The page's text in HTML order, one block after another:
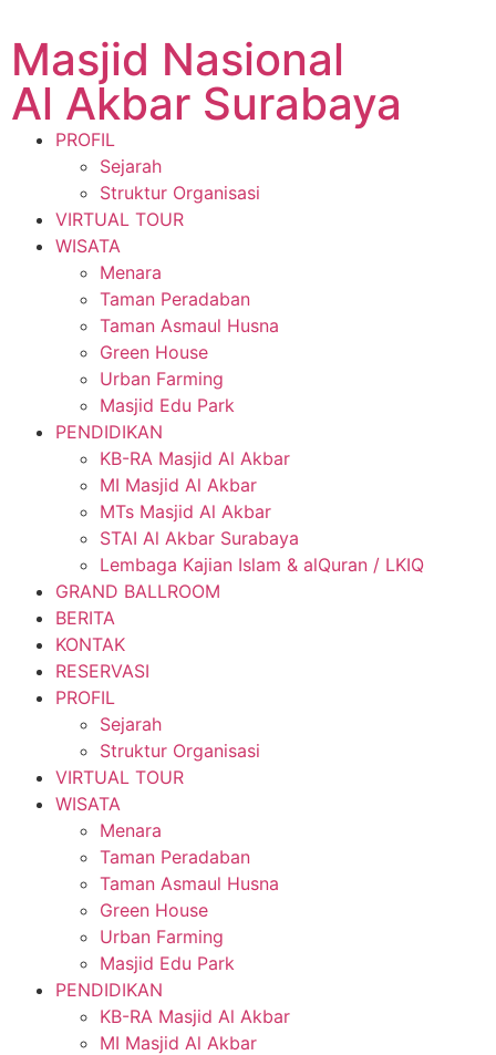
Masjid Nasional
Al Akbar Surabaya
PROFIL
Sejarah
Struktur Organisasi
VIRTUAL TOUR
WISATA
Menara
Taman Peradaban
Taman Asmaul Husna
Green House
Urban Farming
Masjid Edu Park
PENDIDIKAN
KB-RA Masjid Al Akbar
MI Masjid Al Akbar
MTs Masjid Al Akbar
STAI Al Akbar Surabaya
Lembaga Kajian Islam & alQuran / LKIQ
GRAND BALLROOM
BERITA
KONTAK
RESERVASI
PROFIL
Sejarah
Struktur Organisasi
VIRTUAL TOUR
WISATA
Menara
Taman Peradaban
Taman Asmaul Husna
Green House
Urban Farming
Masjid Edu Park
PENDIDIKAN
KB-RA Masjid Al Akbar
MI Masjid Al Akbar